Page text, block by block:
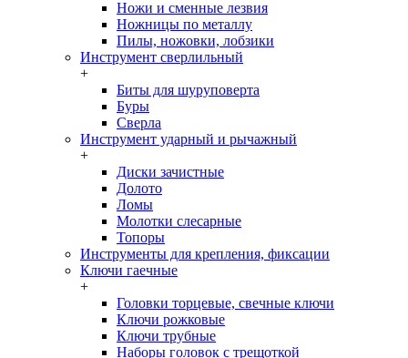
Ножи и сменные лезвия
Ножницы по металлу
Пилы, ножовки, лобзики
Инструмент сверлильный
+
Биты для шуруповерта
Буры
Сверла
Инструмент ударный и рычажный
+
Диски зачистные
Долото
Ломы
Молотки слесарные
Топоры
Инструменты для крепления, фиксации
Ключи гаечные
+
Головки торцевые, свечные ключи
Ключи рожковые
Ключи трубные
Наборы головок c трещоткой